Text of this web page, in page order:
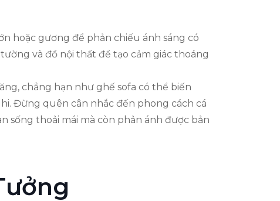
hoặc gương để phản chiếu ánh sáng có
và đồ nội thất để tạo cảm giác thoáng
chẳng hạn như ghế sofa có thể biến
Đừng quên cân nhắc đến phong cách cá
sống thoải mái mà còn phản ánh được bản